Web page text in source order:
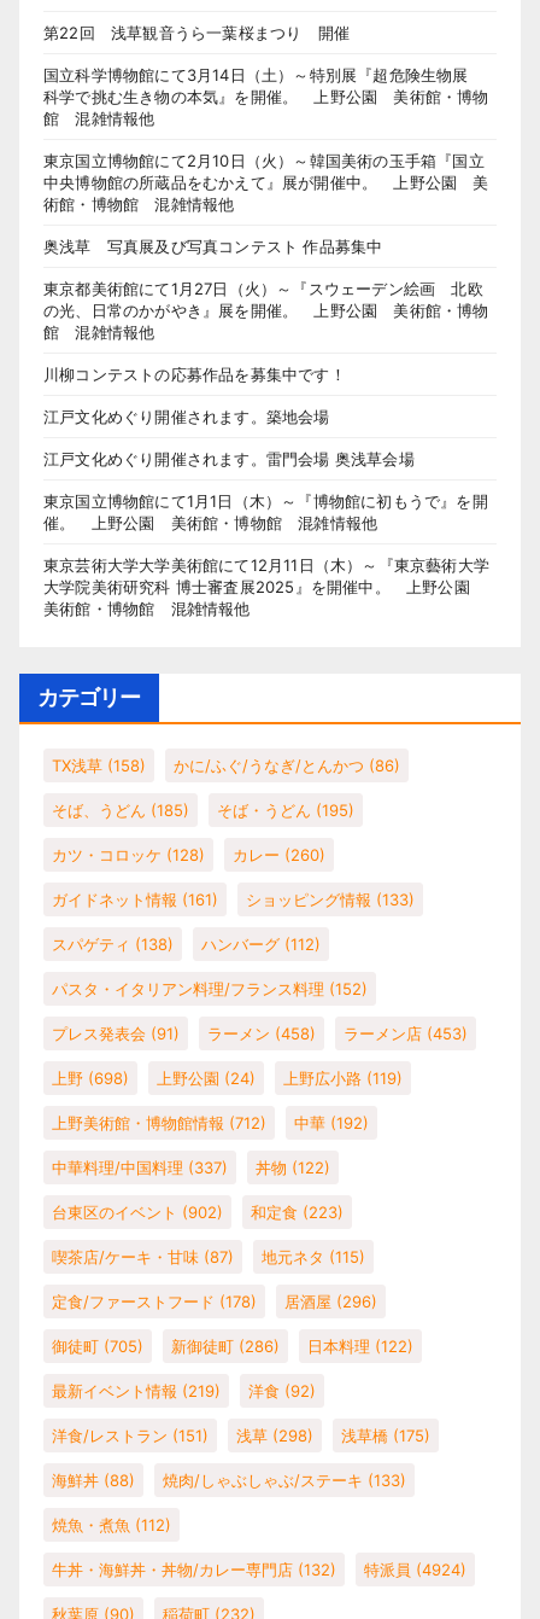
第22回 浅草観音うら一葉桜まつり 開催
国立科学博物館にて3月14日（土）～特別展『超危険生物展
科学で挑む生き物の本気』を開催。 上野公園 美術館・博物
館 混雑情報他
東京国立博物館にて2月10日（火）～韓国美術の玉手箱『国立
中央博物館の所蔵品をむかえて』展が開催中。 上野公園 美
術館・博物館 混雑情報他
奥浅草 写真展及び写真コンテスト 作品募集中
東京都美術館にて1月27日（火）～『スウェーデン絵画 北欧
の光、日常のかがやき』展を開催。 上野公園 美術館・博物
館 混雑情報他
川柳コンテストの応募作品を募集中です！
江戸文化めぐり開催されます。築地会場
江戸文化めぐり開催されます。雷門会場 奥浅草会場
東京国立博物館にて1月1日（木）～『博物館に初もうで』を開
催。 上野公園 美術館・博物館 混雑情報他
東京芸術大学大学美術館にて12月11日（木）～『東京藝術大学
大学院美術研究科 博士審査展2025』を開催中。 上野公園
美術館・博物館 混雑情報他
カテゴリー
TX浅草 (158) かに/ふぐ/うなぎ/とんかつ (86)
そば、うどん (185) そば・うどん (195)
カツ・コロッケ (128) カレー (260)
ガイドネット情報 (161) ショッピング情報 (133)
スパゲティ (138) ハンバーグ (112)
パスタ・イタリアン料理/フランス料理 (152)
プレス発表会 (91) ラーメン (458) ラーメン店 (453)
上野 (698) 上野公園 (24) 上野広小路 (119)
上野美術館・博物館情報 (712) 中華 (192)
中華料理/中国料理 (337) 丼物 (122)
台東区のイベント (902) 和定食 (223)
喫茶店/ケーキ・甘味 (87) 地元ネタ (115)
定食/ファーストフード (178) 居酒屋 (296)
御徒町 (705) 新御徒町 (286) 日本料理 (122)
最新イベント情報 (219) 洋食 (92)
洋食/レストラン (151) 浅草 (298) 浅草橋 (175)
海鮮丼 (88) 焼肉/しゃぶしゃぶ/ステーキ (133)
焼魚・煮魚 (112)
牛丼・海鮮丼・丼物/カレー専門店 (132) 特派員 (4924)
秋葉原 (90) 稲荷町 (232)